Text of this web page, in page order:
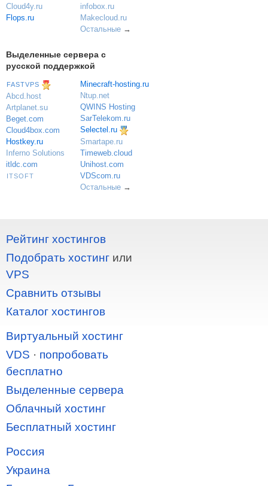
Cloud4y.ru
Flops.ru
infobox.ru
Makecloud.ru
Остальные→
Выделенные сервера с
русской поддержкой
FASTVPS
Abcd.host
Artplanet.su
Beget.com
Cloud4box.com
Hostkey.ru
Inferno Solutions
itldc.com
ITSOFT
Minecraft-hosting.ru
Ntup.net
QWINS Hosting
SarTelekom.ru
Selectel.ru
Smartape.ru
Timeweb.cloud
Unihost.com
VDScom.ru
Остальные→
Рейтинг хостингов
Подобрать хостинг или
VPS
Сравнить отзывы
Каталог хостингов
Виртуальный хостинг
VDS · попробовать
бесплатно
Выделенные сервера
Облачный хостинг
Бесплатный хостинг
Россия
Украина